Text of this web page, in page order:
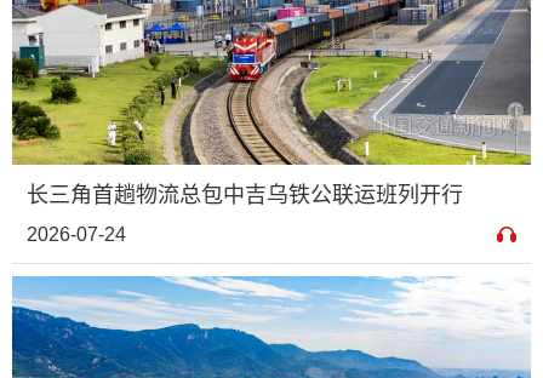
长三角首趟物流总包中吉乌铁公联运班列开行
2026-07-24